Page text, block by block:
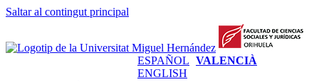
Saltar al contingut principal
ESPAÑOL VALENCIÀ
ENGLISH